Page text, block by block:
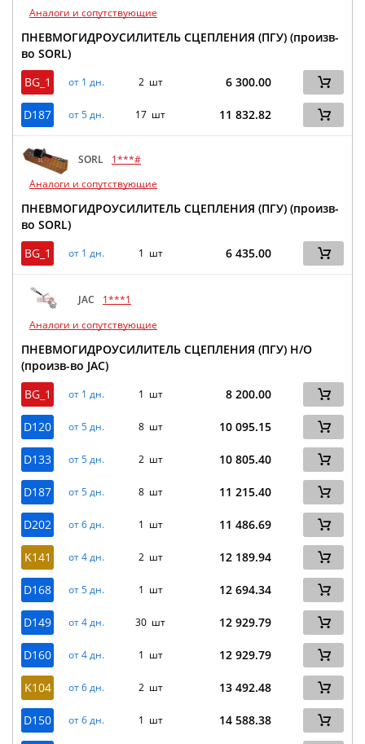
Аналоги и сопутствующие
ПНЕВМОГИДРОУСИЛИТЕЛЬ СЦЕПЛЕНИЯ (ПГУ) (произв-
во SORL)
BG_1
от 1 дн. 2 шт 6 300.00
D187 от 5 дн. 17 шт 11 832.82
SORL
1***#
Аналоги и сопутствующие
ПНЕВМОГИДРОУСИЛИТЕЛЬ СЦЕПЛЕНИЯ (ПГУ) (произв-
во SORL)
BG_1
от 1 дн. 1 шт 6 435.00
JAC
1***1
Аналоги и сопутствующие
ПНЕВМОГИДРОУСИЛИТЕЛЬ СЦЕПЛЕНИЯ (ПГУ) Н/О
(произв-во JAC)
BG_1
от 1 дн. 1 шт 8 200.00
D120 от 5 дн. 8 шт 10 095.15
D133 от 5 дн. 2 шт 10 805.40
D187 от 5 дн. 8 шт 11 215.40
D202 от 6 дн. 1 шт 11 486.69
K141 от 4 дн. 2 шт 12 189.94
D168 от 5 дн. 1 шт 12 694.34
D149 от 4 дн. 30 шт 12 929.79
D160 от 4 дн. 1 шт 12 929.79
K104 от 6 дн. 2 шт 13 492.48
D150 от 6 дн. 1 шт 14 588.38